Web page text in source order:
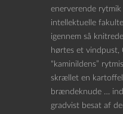
enerverende
intellektuelle
igennem så
hørtes et vindpust,
“kaminildens”
skrællet en
brændeknude …
gradvist besat af